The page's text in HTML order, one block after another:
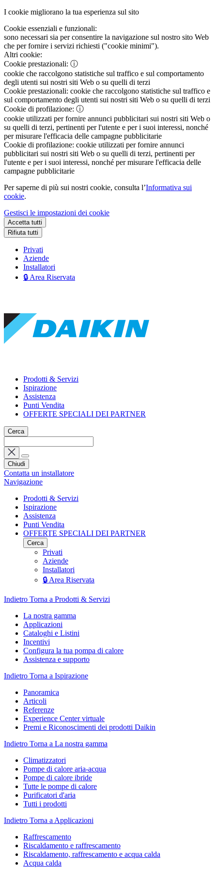
I cookie migliorano la tua esperienza sul sito
Cookie essenziali e funzionali:
sono necessari sia per consentire la navigazione sul nostro sito Web
che per fornire i servizi richiesti ("cookie minimi").
Altri cookie:
Cookie prestazionali: ⓘ
cookie che raccolgono statistiche sul traffico e sul comportamento
degli utenti sui nostri siti Web o su quelli di terzi
Cookie prestazionali: cookie che raccolgono statistiche sul traffico e
sul comportamento degli utenti sui nostri siti Web o su quelli di terzi
Cookie di profilazione: ⓘ
cookie utilizzati per fornire annunci pubblicitari sui nostri siti Web o
su quelli di terzi, pertinenti per l'utente e per i suoi interessi, nonché
per misurare l'efficacia delle campagne pubblicitarie
Cookie di profilazione: cookie utilizzati per fornire annunci
pubblicitari sui nostri siti Web o su quelli di terzi, pertinenti per
l'utente e per i suoi interessi, nonché per misurare l'efficacia delle
campagne pubblicitarie
Per saperne di più sui nostri cookie, consulta l’Informativa sui
cookie.
Gestisci le impostazioni dei cookie
Accetta tutti
Rifiuta tutti
Privati
Aziende
Installatori
🔒 Area Riservata
Prodotti & Servizi
Ispirazione
Assistenza
Punti Vendita
OFFERTE SPECIALI DEI PARTNER
Cerca
Chiudi
Contatta un installatore
Navigazione
Prodotti & Servizi
Ispirazione
Assistenza
Punti Vendita
OFFERTE SPECIALI DEI PARTNER
Cerca
Privati
Aziende
Installatori
🔒 Area Riservata
Indietro Torna a Prodotti & Servizi
La nostra gamma
Applicazioni
Cataloghi e Listini
Incentivi
Configura la tua pompa di calore
Assistenza e supporto
Indietro Torna a Ispirazione
Panoramica
Articoli
Referenze
Experience Center virtuale
Premi e Riconoscimenti dei prodotti Daikin
Indietro Torna a La nostra gamma
Climatizzatori
Pompe di calore aria-acqua
Pompe di calore ibride
Tutte le pompe di calore
Purificatori d'aria
Tutti i prodotti
Indietro Torna a Applicazioni
Raffrescamento
Riscaldamento e raffrescamento
Riscaldamento, raffrescamento e acqua calda
Acqua calda